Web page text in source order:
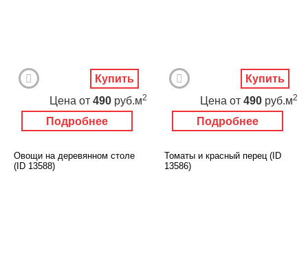
Подробнее
Цена от 490 руб.м2
Купить
Подробнее
Цена от 490 руб.м2
Купить
Овощи на деревянном столе
(ID 13588)
Томаты и красный перец (ID
13586)